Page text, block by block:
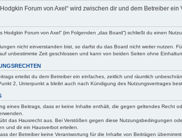
Forum von Axel“ wird zwischen dir und dem Betreiber
Hodgkin Forum von Axel“ (im Folgenden „das Board“) schließt du einen
nicht einverstanden bist, so darfst du das Board nicht weiter nutzen.
unbestimmte Zeit geschlossen und kann von beiden Seiten ohne
erteilst du dem Betreiber ein einfaches, zeitlich und räumlich
2, Unterpunkt a bleibt auch nach Kündigung des Nutzungsvertrages
eines Beitrags, dass er keine Inhalte enthält, die gegen geltendes Recht
das Hausrecht aus. Bei Verstößen gegen diese Nutzungsbedingungen
und dir ein Hausverbot erteilen.
der Betreiber keine Verantwortung für die Inhalte von Beiträgen